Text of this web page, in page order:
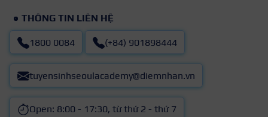
THÔNG TIN LIÊN HỆ
1800 0084 (+84) 901898444
tuyensinhseoulacademy@diemnhan.vn
Open: 8:00 - 17:30, từ thứ 2 - thứ 7